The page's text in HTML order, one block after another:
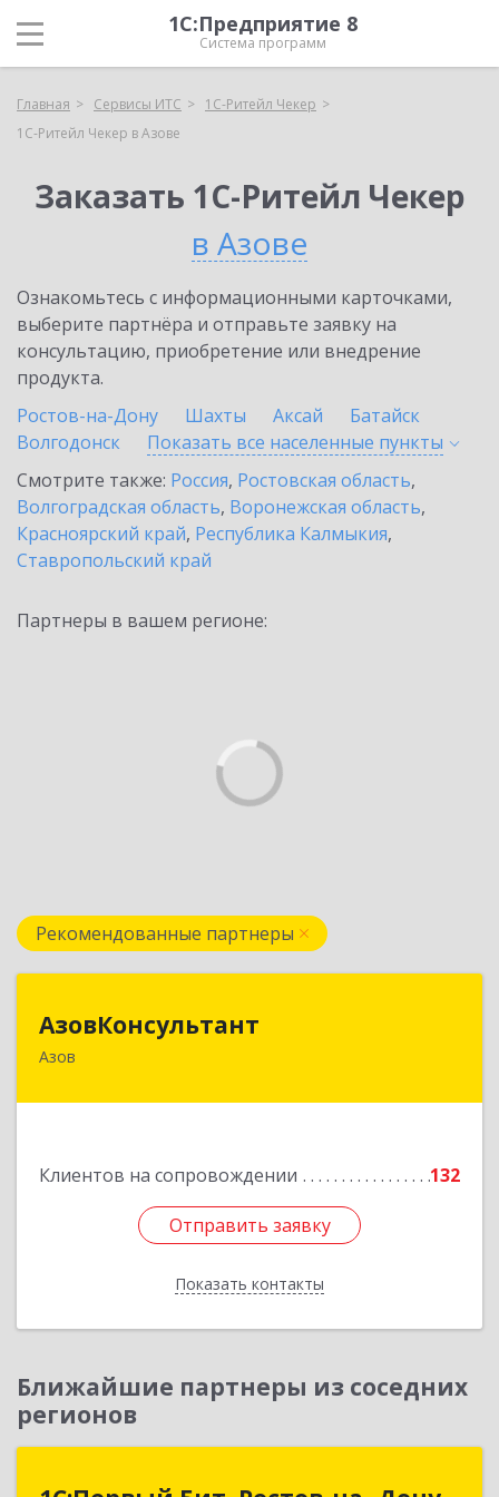
1С:Предприятие 8
Система программ
Главная Сервисы ИТС
1C-Ритейл Чекер
1C-Ритейл Чекер в Азове
Заказать 1C-Ритейл Чекер
в Азове
Ознакомьтесь с информационными карточками,
выберите партнёра и отправьте заявку на
консультацию, приобретение или внедрение
продукта.
Ростов-на-Дону
Шахты Аксай
Батайск
Волгодонск
Показать все населенные пункты
Смотрите также: Россия, Ростовская область,
Волгоградская область, Воронежская область,
Красноярский край, Республика Калмыкия,
Ставропольский край
Партнеры в вашем регионе:
Рекомендованные партнеры
АзовКонсультант
Азов
Клиентов на сопровождении 132
Отправить заявку
Показать контакты
346780, Ростовская обл, Азов г, Петровский б-р,
Отправить заявку
Назад
Ближайшие партнеры из соседних
регионов
1С:Первый Бит, Ростов-на- Дону